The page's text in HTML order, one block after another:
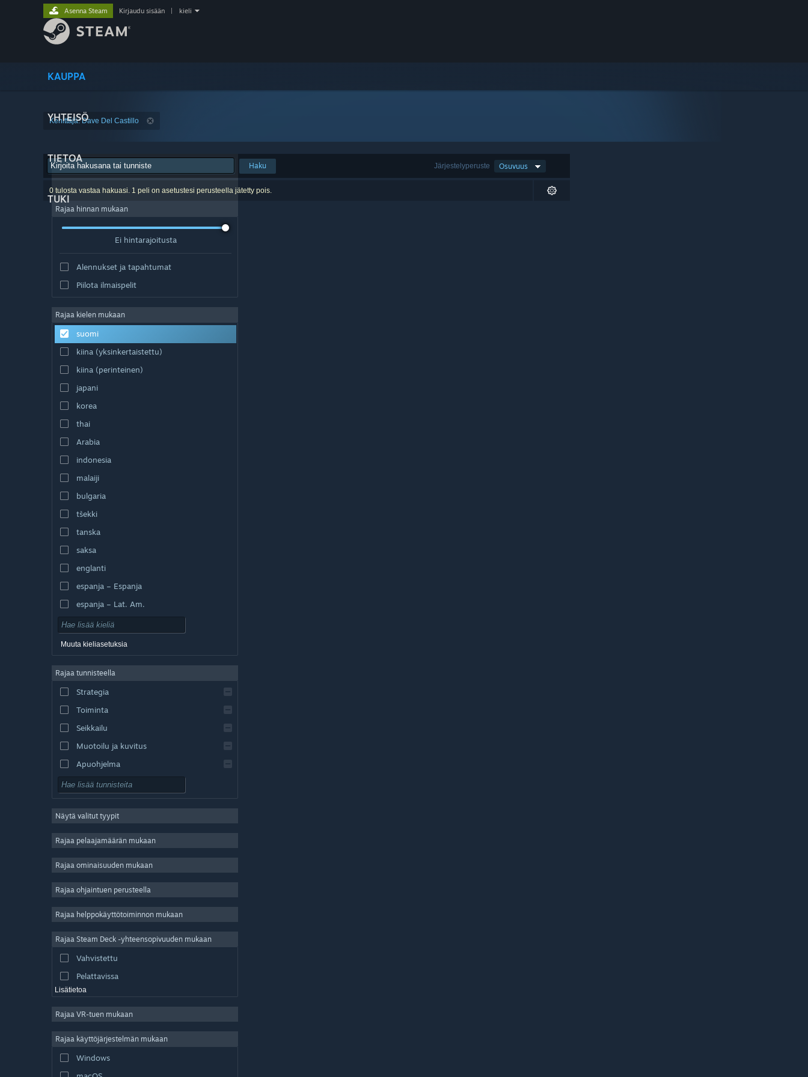
KAUPPA
YHTEISÖ
TIETOA
TUKI
Asenna Steam Kirjaudu sisään kieli
Kehittäjä: Dave Del Castillo
Järjestelyperuste Osuvuus
Haku
0 tulosta vastaa hakuasi. 1 peli on asetustesi perusteella jätetty pois.
Rajaa hinnan mukaan
Ei hintarajoitusta
Alennukset ja tapahtumat
Piilota ilmaispelit
Rajaa kielen mukaan
suomi
kiina (yksinkertaistettu)
kiina (perinteinen)
japani
korea
thai
Arabia
indonesia
malaiji
bulgaria
tšekki
tanska
saksa
englanti
espanja – Espanja
espanja – Lat. Am.
Muuta kieliasetuksia
Rajaa tunnisteella
Strategia
Toiminta
Seikkailu
Muotoilu ja kuvitus
Apuohjelma
Pelaa ilmaiseksi
Massiivinen moninpeli
Indie
Simulaatio
Videotuotanto
Kuvankäsittely
Näytä valitut tyypit
Rajaa pelaajamäärän mukaan
Rajaa ominaisuuden mukaan
Rajaa ohjaintuen perusteella
Rajaa helppokäyttötoiminnon mukaan
Rajaa Steam Deck -yhteensopivuuden mukaan
Vahvistettu
Pelattavissa
Lisätietoa
Rajaa VR-tuen mukaan
Rajaa käyttöjärjestelmän mukaan
Windows